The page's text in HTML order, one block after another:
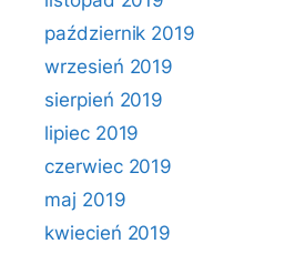
październik 2019
wrzesień 2019
sierpień 2019
lipiec 2019
czerwiec 2019
maj 2019
kwiecień 2019